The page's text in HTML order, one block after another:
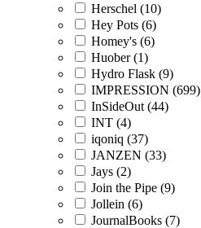
Herschel (10)
Hey Pots (6)
Homey's (6)
Huober (1)
Hydro Flask (9)
IMPRESSION (699)
InSideOut (44)
INT (4)
iqoniq (37)
JANZEN (33)
Jays (2)
Join the Pipe (9)
Jollein (6)
JournalBooks (7)